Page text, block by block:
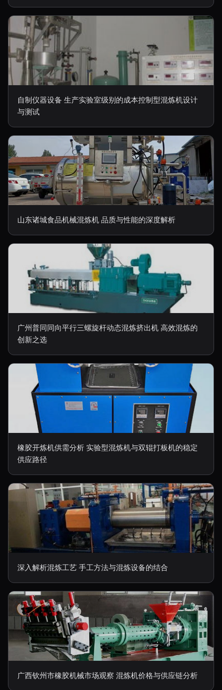
自制仪器设备 生产实验室级别的成本控制型混炼机设计
与测试
山东诸城食品机械混炼机 品质与性能的深度解析
广州普同同向平行三螺旋杆动态混炼挤出机 高效混炼的
创新之选
橡胶开炼机供需分析 实验型混炼机与双辊打板机的稳定
供应路径
深入解析混炼工艺 手工方法与混炼设备的结合
广西钦州市橡胶机械市场观察 混炼机价格与供应链分析